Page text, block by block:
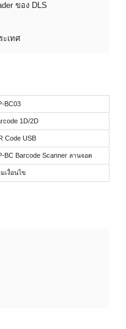
ของ DLS
ะเทศ
BC03
1D/2D
Code USB
BC Barcode Scanner ลานจอด
เงื่อนไข